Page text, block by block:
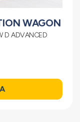
WAGON
D ADVANCED